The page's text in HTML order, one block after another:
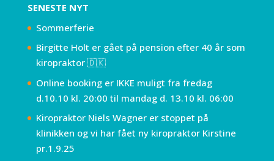
SENESTE NYT
Sommerferie
Birgitte Holt er gået på pension efter 40 år som
kiropraktor 🇩🇰
Online booking er IKKE muligt fra fredag
d.10.10 kl. 20:00 til mandag d. 13.10 kl. 06:00
Kiropraktor Niels Wagner er stoppet på
klinikken og vi har fået ny kiropraktor Kirstine
pr.1.9.25